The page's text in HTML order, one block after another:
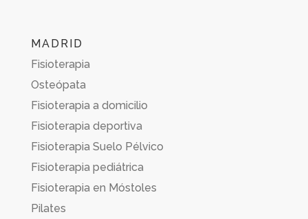
MADRID
Fisioterapia
Osteópata
Fisioterapia a domicilio
Fisioterapia deportiva
Fisioterapia Suelo Pélvico
Fisioterapia pediátrica
Fisioterapia en Móstoles
Pilates